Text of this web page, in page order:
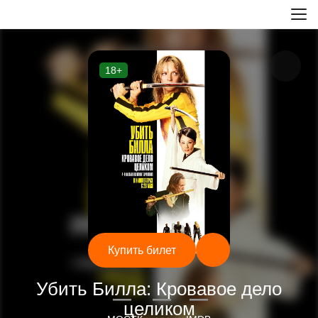
18+
Убить Билла: Кровавое дело
целиком
Купить билет
— — —